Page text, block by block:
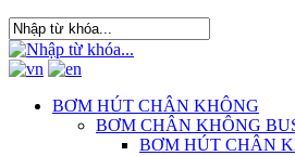
BƠM HÚT CHÂN KHÔNG
BƠM CHÂN KHÔNG
BƠM HÚT CHÂN